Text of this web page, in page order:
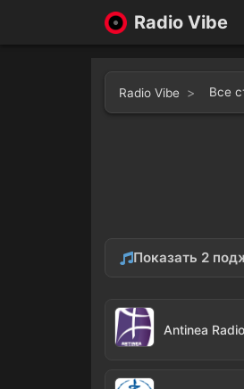
Radio Vibe
Radio Vibe Все
Показать 2
Hip-Hop
Antinea Radio